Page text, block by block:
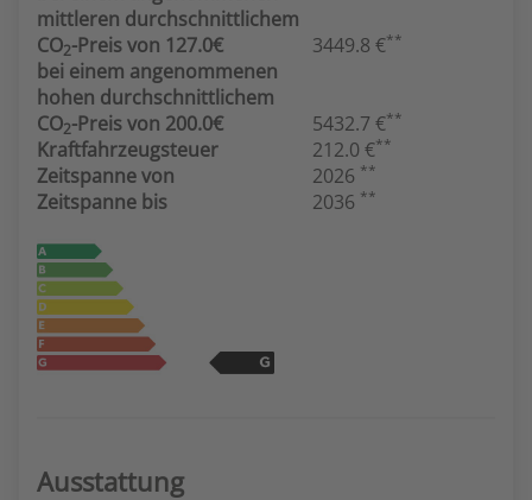
mittleren durchschnittlichem
CO2-Preis von 127.0€ 3449.8 €**
bei einem angenommenen
hohen durchschnittlichem
CO2-Preis von 200.0€ 5432.7 €**
Kraftfahrzeugsteuer 212.0 €**
Zeitspanne von 2026 **
Zeitspanne bis 2036 **
Ausstattung